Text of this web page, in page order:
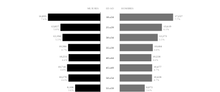
MUJERES EDAD HOMBRES
16,895
7.6%
17,237
7.7%
18 a 24
12,857
5.8%
13,619
6.1%
25 a 29
12,194
5.5%
12,273
5.5%
30 a 34
10,386
4.7%
10,684
4.8%
35 a 39
10,231
4.6%
10,228
4.6%
40 a 44
10,718
4.8%
10,477
4.7%
45 a 49
10,279
4.6%
10,428
4.7%
50 a 54
8,108
3.6%
8,073
3.6%
55 a 59